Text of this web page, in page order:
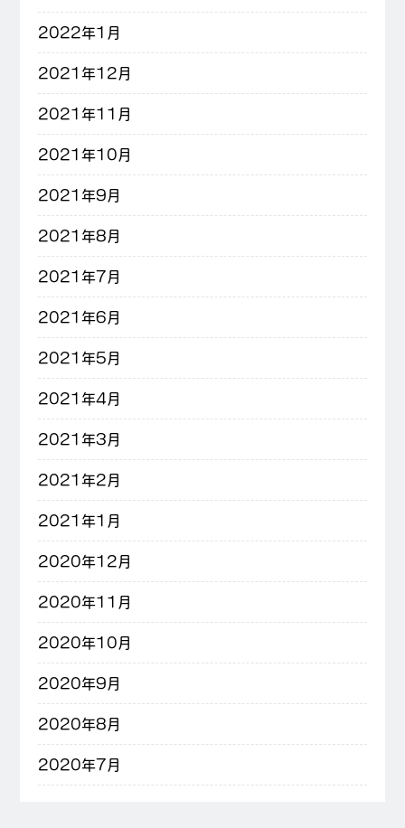
2022年1月
2021年12月
2021年11月
2021年10月
2021年9月
2021年8月
2021年7月
2021年6月
2021年5月
2021年4月
2021年3月
2021年2月
2021年1月
2020年12月
2020年11月
2020年10月
2020年9月
2020年8月
2020年7月